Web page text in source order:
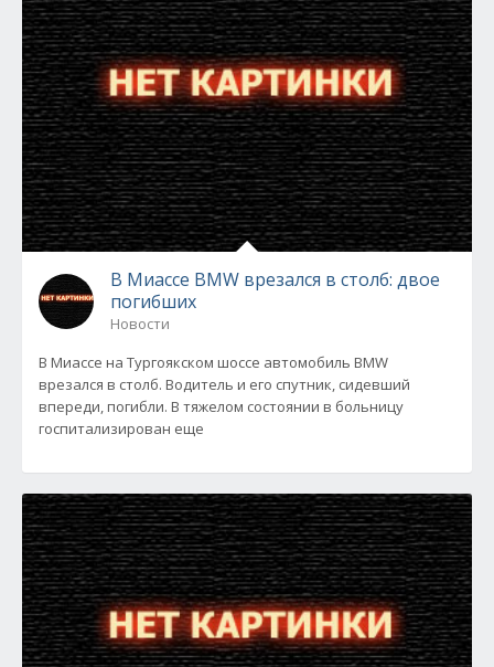
В Миассе BMW врезался в столб: двое
погибших
Новости
В Миассе на Тургоякском шоссе автомобиль BMW
врезался в столб. Водитель и его спутник, сидевший
впереди, погибли. В тяжелом состоянии в больницу
госпитализирован еще